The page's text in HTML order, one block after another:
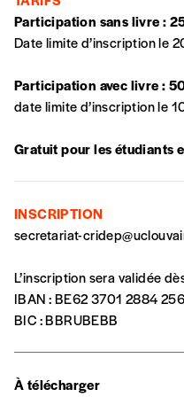
Les mots de passe
INSCRIPTION
*champs obligatoires
financièrement à
avoir reçu plusieurs
n’est pas
NOS
1 an = 5 numéros
20€*
Participation sans livre :
Date limite d’inscription le
Participation avec livre :
date limite d’inscription le
Gratuit pour les étudiants
INSCRIPTION
secretariat-
L’inscription sera validée
IBAN : BE62 3701 2884
BIC : BBRUBEBB
À télécharger